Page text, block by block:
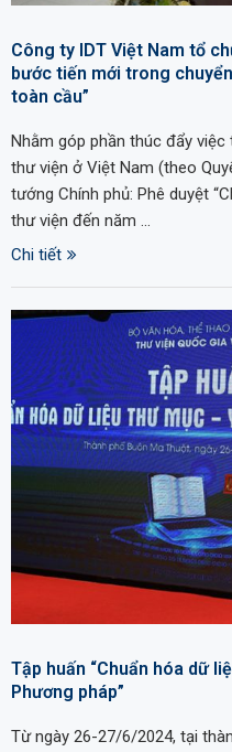
Công ty IDT Việt Nam tổ
bước tiến mới trong
toàn cầu”
Nhằm góp phần thúc đẩy
thư viện ở Việt Nam (theo
tướng Chính phủ: Phê duyệt
thư viện đến năm …
Chi tiết
Tập huấn “Chuẩn hóa dữ
Phương pháp”
Từ ngày 26-27/6/2024, tại